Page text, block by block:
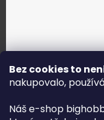
Bez cookies to
nakupovalo,
Náš e-shop
Jak